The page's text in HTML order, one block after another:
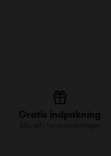
Gratis indpakning
Slip selv for indpakningen